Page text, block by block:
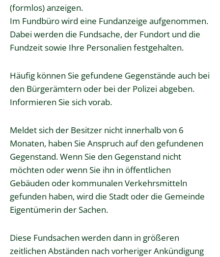
(formlos) anzeigen.
Im Fundbüro wird eine Fundanzeige aufgenommen.
Dabei werden die Fundsache, der Fundort und die
Fundzeit sowie Ihre Personalien festgehalten.
Häufig können Sie gefundene Gegenstände auch bei
den Bürgerämtern oder bei der Polizei abgeben.
Informieren Sie sich vorab.
Meldet sich der Besitzer nicht innerhalb von 6
Monaten, haben Sie Anspruch auf den gefundenen
Gegenstand. Wenn Sie den Gegenstand nicht
möchten oder wenn Sie ihn in öffentlichen
Gebäuden oder kommunalen Verkehrsmitteln
gefunden haben, wird die Stadt oder die Gemeinde
Eigentümerin der Sachen.
Diese Fundsachen werden dann in größeren
zeitlichen Abständen nach vorheriger Ankündigung